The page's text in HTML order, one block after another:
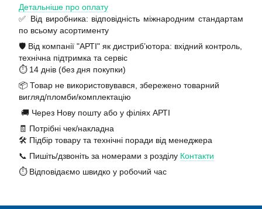
Детальніше про оплату
✅ Від виробника: відповідність міжнародним стандартам
по всьому асортименту
🛡️ Від компанії "АРТІ" як дистриб’ютора: вхідний контроль,
технічна підтримка та сервіс
⏱️ 14 днів (без дня покупки)
📦 Товар не використовувався, збережено товарний
вигляд/пломби/комплектацію
🚚 Через Нову пошту або у філіях АРТІ
🧾 Потрібні чек/накладна
🛠️ Підбір товару та технічні поради від менеджера
📞 Пишіть/дзвоніть за номерами з розділу Контакти
⏱️ Відповідаємо швидко у робочий час